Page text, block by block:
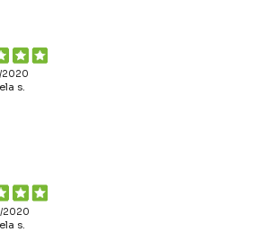
2020
s.
2020
s.